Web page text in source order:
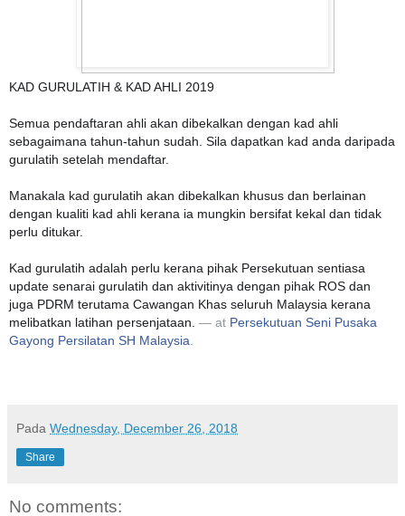
KAD GURULATIH & KAD AHLI 2019
Semua pendaftaran ahli akan dibekalkan dengan kad ahli
sebagaimana tahun-tahun sudah. Sila dapatkan kad anda daripada
gurulatih setelah mendaftar.
Manakala kad gurulatih akan dibekalkan khusus dan berlainan
dengan kualiti kad ahli kerana ia mungkin bersifat kekal dan tidak
perlu ditukar.
Kad gurulatih adalah perlu kerana pihak Persekutuan sentiasa
update senarai gurulatih dan aktivitinya dengan pihak ROS dan
juga PDRM terutama Cawangan Khas seluruh Malaysia kerana
melibatkan latihan persenjataan. — at Persekutuan Seni Pusaka
Gayong Persilatan SH Malaysia
Pada Wednesday, December 26, 2018
Share
No comments: